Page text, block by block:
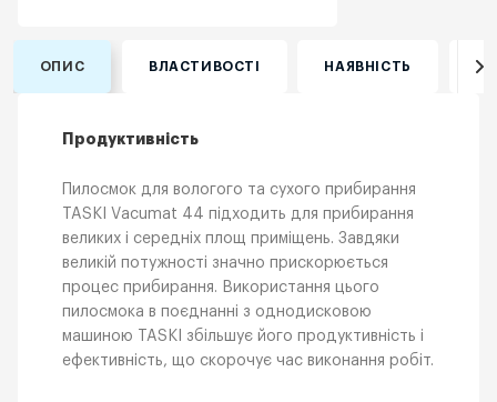
ОПИС ВЛАСТИВОСТІ НАЯВНІСТЬ
Продуктивність
Пилосмок для вологого та сухого прибирання
TASKI Vacumat 44 підходить для прибирання
великих і середніх площ приміщень. Завдяки
великій потужності значно прискорюється
процес прибирання. Використання цього
пилосмока в поєднанні з однодисковою
машиною TASKI збільшує його продуктивність і
ефективність, що скорочує час виконання робіт.